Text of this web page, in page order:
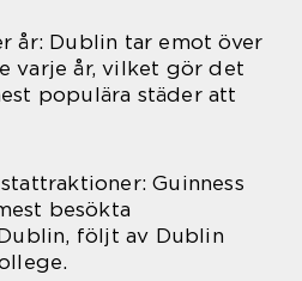
år: Dublin tar emot över
varje år, vilket gör det
populära städer att
Guinness
besökta
följt av Dublin